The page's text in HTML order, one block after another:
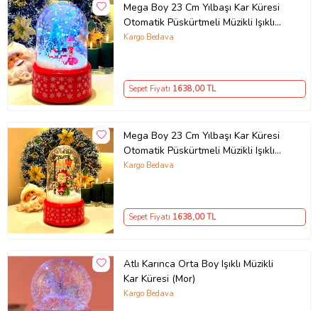
Mega Boy 23 Cm Yılbaşı Kar Küresi
Otomatik Püskürtmeli Müzikli Işıklı
(Gold)
Kargo Bedava
Sepet Fiyatı 1638,00 TL
Mega Boy 23 Cm Yılbaşı Kar Küresi
Otomatik Püskürtmeli Müzikli Işıklı
(Gümüş)
Kargo Bedava
Sepet Fiyatı 1638,00 TL
Atlı Karınca Orta Boy Işıklı Müzikli
Kar Küresi (Mor)
Kargo Bedava